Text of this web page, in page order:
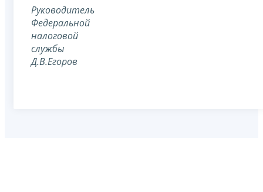
Руководитель
Федеральной
налоговой
службы
Д.В.Егоров